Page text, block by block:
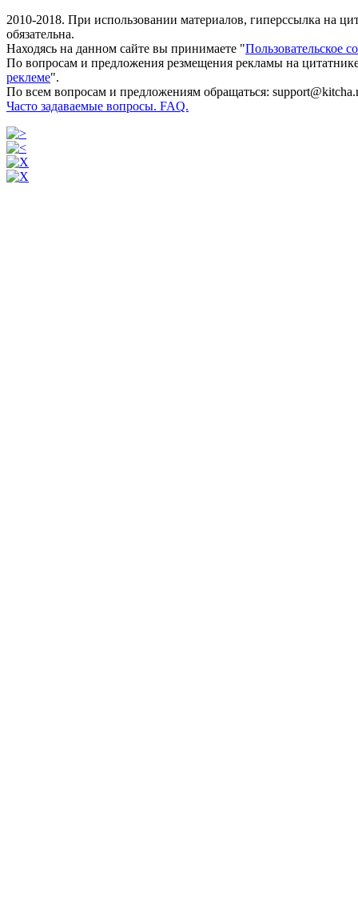
2010-2018. При использовании материалов, гиперссылка на
обязательна.
Находясь на данном сайте вы принимаете "Пользовательское
По вопросам и предложения резмещения рекламы на
реклеме".
По всем вопросам и предложениям обращаться:
Часто задаваемые вопросы. FAQ.